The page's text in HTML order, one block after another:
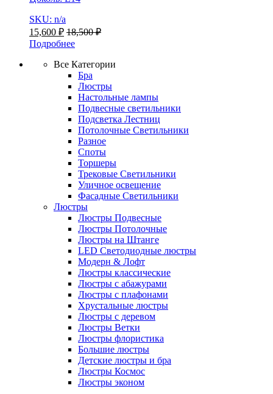
SKU: n/a
15,600 ₽ 18,500₽
Подробнее
Все Категории
Бра
Люстры
Настольные лампы
Подвесные светильники
Подсветка Лестниц
Потолочные Светильники
Разное
Споты
Торшеры
Трековые Светильники
Уличное освещение
Фасадные Светильники
Люстры
Люстры Подвесные
Люстры Потолочные
Люстры на Штанге
LED Светодиодные люстры
Модерн & Лофт
Люстры классические
Люстры с абажурами
Люстры с плафонами
Хрустальные люстры
Люстры с деревом
Люстры Ветки
Люстры флористика
Большие люстры
Детские люстры и бра
Люстры Космос
Люстры эконом